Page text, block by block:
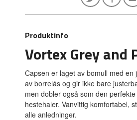
Produktinfo
Vortex Grey and
Capsen er laget av bomull med en
av borrelås og gir ikke bare
men dobler også som den
hestehaler. Vanvittig komfortabel,
alle anledninger.